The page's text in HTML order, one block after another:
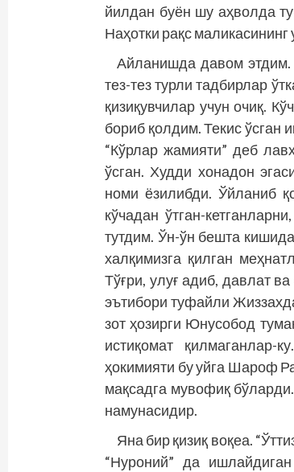
йилдан буён шу аҳволда
Наҳотки рақс маликасининг
Айланишда давом
тез-тез турли тадбирлар
қизиқувчилар учун очиқ.
бориб қолдим. Текис ўсган
“Кўрлар жамияти” деб
ўсган. Худди хонадон
номи ёзилибди. Ўйланиб
кўчадан ўтган-
тутдим. Ўн-ўн бешта
халқимизга қилган
Тўғри, улуғ адиб, давлат
эътибори туфайли
зот ҳозирги Юнусобод
истиқомат
ҳокимияти бу уйга Шароф
мақсадга мувофиқ
намунасидир.
Яна бир қизиқ воқеа.
“Нуроний” да